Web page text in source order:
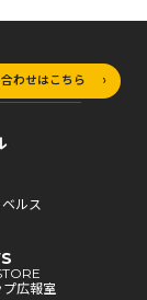
わせはこちら
ルス
広報室